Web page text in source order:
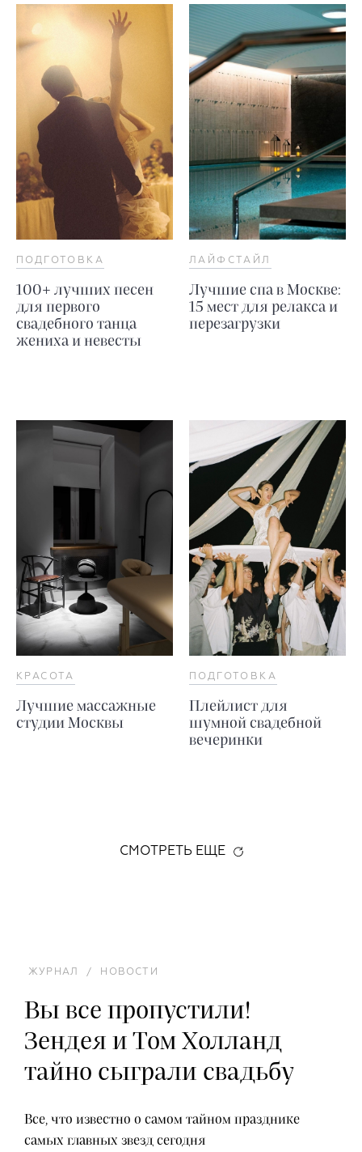
ПОДГОТОВКА
100+ лучших песен
для первого
свадебного танца
жениха и невесты
ЛАЙФСТАЙЛ
Лучшие спа в Москве:
15 мест для релакса и
перезагрузки
КРАСОТА
Лучшие массажные
студии Москвы
ПОДГОТОВКА
Плейлист для
шумной свадебной
вечеринки
СМОТРЕТЬ ЕЩЕ
ЖУРНАЛ / НОВОСТИ
Вы все пропустили!
Зендея и Том Холланд
тайно сыграли свадьбу
Все, что известно о самом тайном празднике
самых главных звезд сегодня